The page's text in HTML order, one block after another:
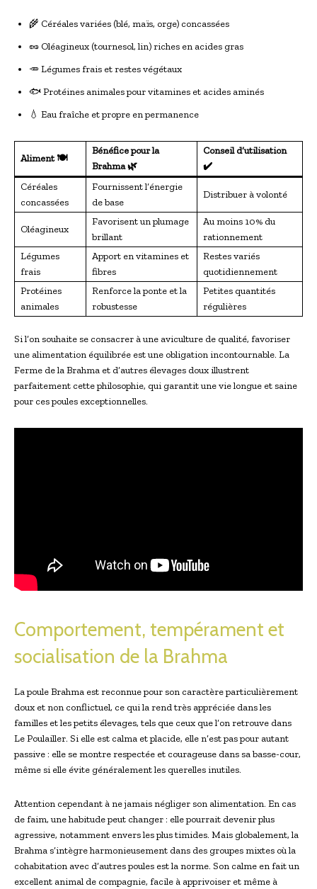
🌾 Céréales variées (blé, maïs, orge) concassées
🥜 Oléagineux (tournesol, lin) riches en acides gras
🥕 Légumes frais et restes végétaux
🐟 Protéines animales pour vitamines et acides aminés
💧 Eau fraîche et propre en permanence
Aliment 🍽
Bénéfice pour la
Brahma 🌿
Conseil d’utilisation
✔️
Céréales
concassées
Fournissent l’énergie
de base
Distribuer à volonté
Oléagineux
Favorisent un plumage
brillant
Au moins 10% du
rationnement
Légumes
frais
Apport en vitamines et
fibres
Restes variés
quotidiennement
Protéines
animales
Renforce la ponte et la
robustesse
Petites quantités
régulières
Si l’on souhaite se consacrer à une aviculture de qualité, favoriser
une alimentation équilibrée est une obligation incontournable. La
Ferme de la Brahma et d’autres élevages doux illustrent
parfaitement cette philosophie, qui garantit une vie longue et saine
pour ces poules exceptionnelles.
Comportement, tempérament et
socialisation de la Brahma
La poule Brahma est reconnue pour son caractère particulièrement
doux et non conflictuel, ce qui la rend très appréciée dans les
familles et les petits élevages, tels que ceux que l’on retrouve dans
Le Poulailler. Si elle est calma et placide, elle n’est pas pour autant
passive : elle se montre respectée et courageuse dans sa basse-cour,
même si elle évite généralement les querelles inutiles.
Attention cependant à ne jamais négliger son alimentation. En cas
de faim, une habitude peut changer : elle pourrait devenir plus
agressive, notamment envers les plus timides. Mais globalement, la
Brahma s’intègre harmonieusement dans des groupes mixtes où la
cohabitation avec d’autres poules est la norme. Son calme en fait un
excellent animal de compagnie, facile à apprivoiser et même à